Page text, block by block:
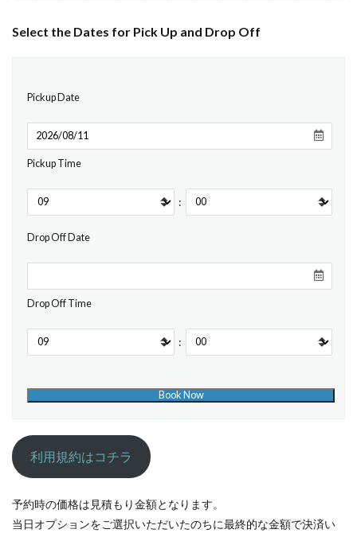
Select the Dates for Pick Up and Drop Off
Pickup Date
Pickup Time
:
Drop Off Date
Drop Off Time
:
利用規約はコチラ
予約時の価格は見積もり金額となります。
当日オプションをご選択いただいたのちに最終的な金額で決済い